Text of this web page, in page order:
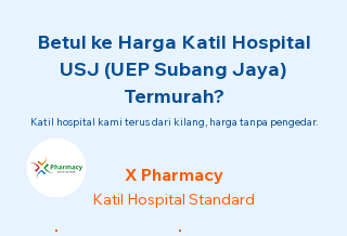
Betul ke Harga Katil Hospital
USJ (UEP Subang Jaya)
Termurah?
Katil hospital kami terus dari kilang, harga tanpa pengedar.
X Pharmacy
Katil Hospital Standard